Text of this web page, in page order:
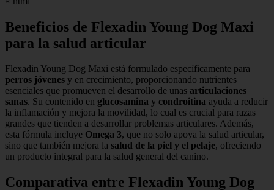
Beneficios de Flexadin Young Dog Maxi
para la salud articular
Flexadin Young Dog Maxi está formulado específicamente para
perros jóvenes y en crecimiento, proporcionando nutrientes
esenciales que promueven el desarrollo de unas articulaciones
sanas. Su contenido en glucosamina y condroitina ayuda a reducir
la inflamación y mejora la movilidad, lo cual es crucial para razas
grandes que tienden a desarrollar problemas articulares. Además,
esta fórmula incluye Omega 3, que no solo apoya la salud articular,
sino que también mejora la salud de la piel y el pelaje, ofreciendo
un producto integral para la salud general del canino.
Comparativa entre Flexadin Young Dog